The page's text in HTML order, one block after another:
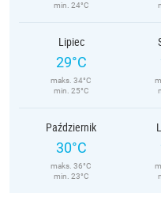
min. 24°C
Lipiec
29°C
maks. 34°C
min. 25°C
Październik
30°C
maks. 36°C
min. 23°C